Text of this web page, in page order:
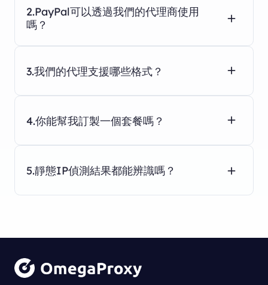
2.PayPal可以透過我們的代理商使用
嗎？
3.我們的代理支援哪些格式？
4.你能幫我訂製一個套餐嗎？
5.靜態IP偵測結果都能辨識嗎？